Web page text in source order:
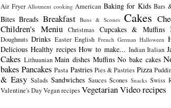
Air Fryer Allotment cooking American Baking for Kids Bars
Bites Breads Breakfast Buns & Scones Cakes
Children's Meniu
Christmas Cupcakes & Muffins
Doughnuts Drinks Easter English French German Halloween
Delicious Healthy recipes How to make... Indian Italian
Cakes Lithuanian Main dishes Muffins No bake cakes
bakes Pancakes Pasta Pastries Pies & Pastries Pizza
& Easy Salads Sandwiches Sauces Scones Snacks Swiss
Valentine's DayVegan recipesVegetarianVideo recipes